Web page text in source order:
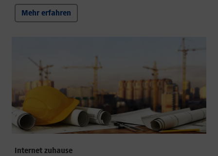
Mehr erfahren
Internet zuhause